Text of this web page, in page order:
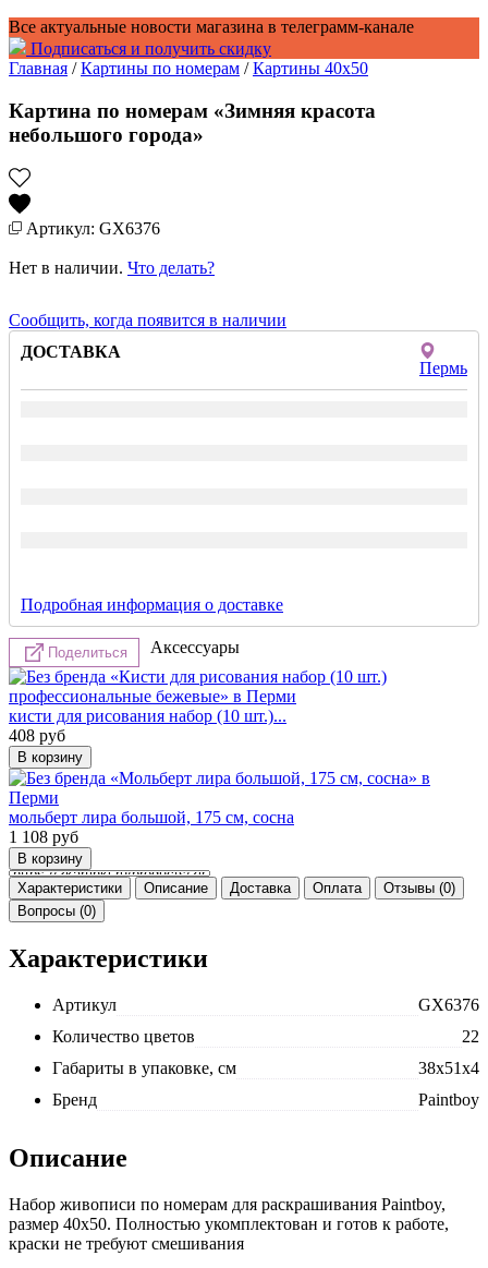
Все актуальные новости магазина в телеграмм-канале
Подписаться и получить скидку
Главная /Картины по номерам /Картины 40x50
Картина по номерам «Зимняя красота
небольшого города»
Артикул: GX6376
Нет в наличии. Что делать?
Сообщить, когда появится в наличии
ДОСТАВКА
Пермь
Подробная информация о доставке
Поделиться Аксессуары
кисти для рисования набор (10 шт.)...
408 руб
мольберт лира большой, 175 см, сосна
1 108 руб
Характеристики Описание Доставка Оплата
Отзывы (0)
Вопросы (0)
Характеристики
Артикул
GX6376
Количество цветов
22
Габариты в упаковке, см
38x51x4
Бренд
Paintboy
Описание
Набор живописи по номерам для раскрашивания Paintboy,
размер 40x50. Полностью укомплектован и готов к работе,
краски не требуют смешивания